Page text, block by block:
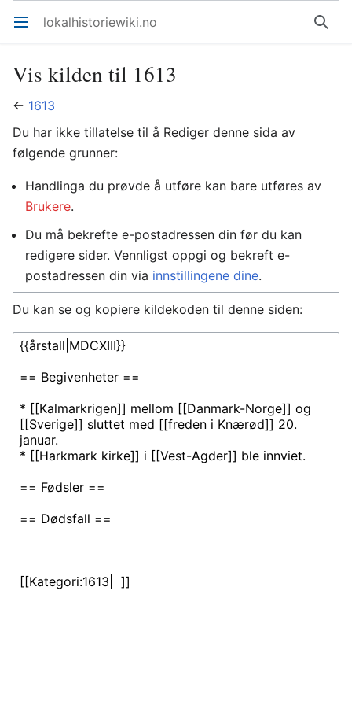
Åpne hovedmenyen lokalhistoriewiki.no Søk
Vis kilden til 1613
← 1613
Du har ikke tillatelse til å Rediger denne sida av
følgende grunner:
Handlinga du prøvde å utføre kan bare utføres av
Brukere.
Du må bekrefte e-postadressen din før du kan
redigere sider. Vennligst oppgi og bekreft e-
postadressen din via innstillingene dine.
Du kan se og kopiere kildekoden til denne siden: